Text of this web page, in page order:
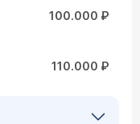
100.000 ₽
110.000 ₽